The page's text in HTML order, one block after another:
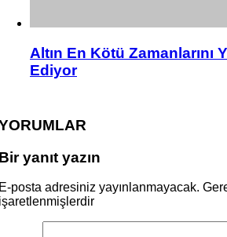
Altın En Kötü Zamanlarını
Ediyor
yanıt yazın
posta adresiniz yayınlanmayacak.